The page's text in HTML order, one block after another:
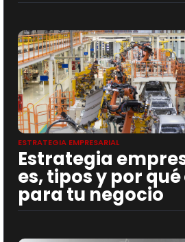
ESTRATEGIA EMPRESARIAL
Estrategia
es, tipos y por
para tu negocio